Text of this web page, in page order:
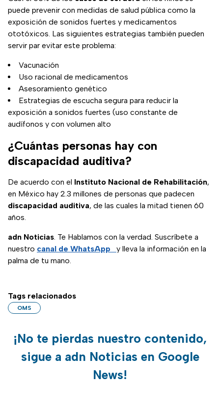
puede prevenir con medidas de salud pública como la
exposición de sonidos fuertes y medicamentos
ototóxicos. Las siguientes estrategias también pueden
servir par evitar este problema:
Vacunación
Uso racional de medicamentos
Asesoramiento genético
Estrategias de escucha segura para reducir la
exposición a sonidos fuertes (uso constante de
audífonos y con volumen alto
¿Cuántas personas hay con
discapacidad auditiva?
De acuerdo con el Instituto Nacional de Rehabilitación,
en México hay 2.3 millones de personas que padecen
discapacidad auditiva, de las cuales la mitad tienen 60
años.
adn Noticias. Te Hablamos con la verdad. Suscríbete a
nuestro canal de WhatsApp
y lleva la información en la
palma de tu mano.
Tags relacionados
OMS
¡No te pierdas nuestro contenido,
sigue a adn Noticias en Google
News!